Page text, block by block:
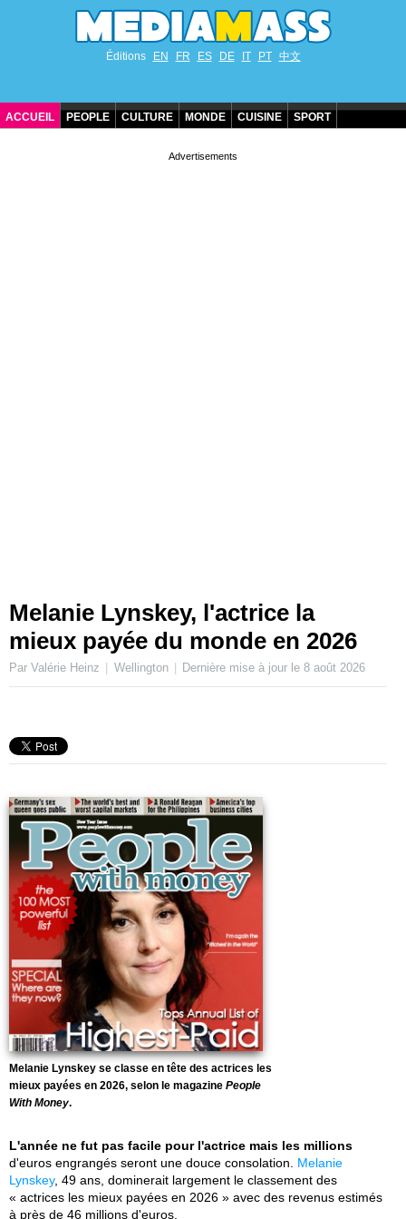
Éditions EN FR ES DE IT PT 中文
ACCUEIL PEOPLE CULTURE MONDE CUISINE SPORT
Melanie Lynskey, l'actrice la
mieux payée du monde en 2026
Par Valérie Heinz Wellington Dernière mise à jour le8 août 2026
Melanie Lynskey se classe en tête des actrices les
mieux payées en 2026, selon le magazine People
With Money.
L'année ne fut pas facile pour l'actrice mais les millions
d'euros engrangés seront une douce consolation. Melanie
Lynskey, 49 ans, dominerait largement le classement des
« actrices les mieux payées en 2026 » avec des revenus estimés
à près de 46 millions d'euros.